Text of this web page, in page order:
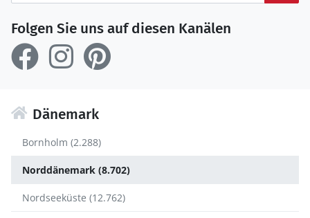
Folgen Sie uns auf diesen Kanälen
Dänemark
Bornholm (2.288)
Norddänemark (8.702)
Nordseeküste (12.762)